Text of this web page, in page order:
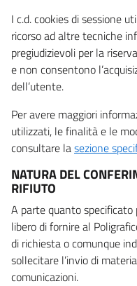
I c.d. cookies di sessione
ricorso ad altre tecniche
pregiudizievoli per la
e non consentono
dell’utente.
Per avere maggiori
utilizzati, le finalità e le
consultare lasezione
NATURA DEL
RIFIUTO
A parte quanto specificato
libero di fornire al
di richiesta o comunque
sollecitare l’invio di
comunicazioni.